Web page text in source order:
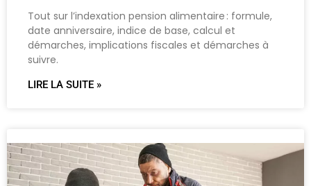
Tout sur l’indexation pension alimentaire : formule,
date anniversaire, indice de base, calcul et
démarches, implications fiscales et démarches à
suivre.
LIRE LA SUITE »